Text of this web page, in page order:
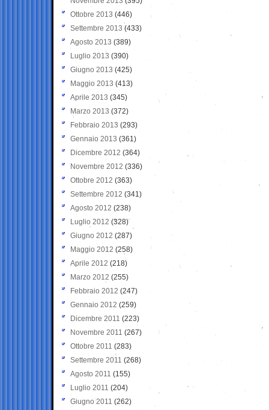
Ottobre 2013 (446)
Settembre 2013 (433)
Agosto 2013 (389)
Luglio 2013 (390)
Giugno 2013 (425)
Maggio 2013 (413)
Aprile 2013 (345)
Marzo 2013 (372)
Febbraio 2013 (293)
Gennaio 2013 (361)
Dicembre 2012 (364)
Novembre 2012 (336)
Ottobre 2012 (363)
Settembre 2012 (341)
Agosto 2012 (238)
Luglio 2012 (328)
Giugno 2012 (287)
Maggio 2012 (258)
Aprile 2012 (218)
Marzo 2012 (255)
Febbraio 2012 (247)
Gennaio 2012 (259)
Dicembre 2011 (223)
Novembre 2011 (267)
Ottobre 2011 (283)
Settembre 2011 (268)
Agosto 2011 (155)
Luglio 2011 (204)
Giugno 2011 (262)